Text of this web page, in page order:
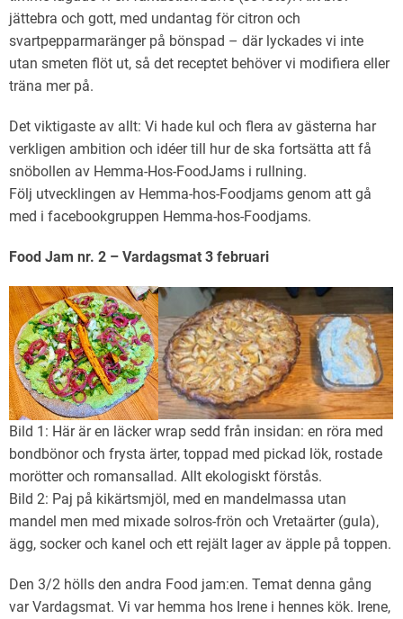
jättebra och gott, med undantag för citron och
svartpepparmaränger på bönspad – där lyckades vi inte
utan smeten flöt ut, så det receptet behöver vi modifiera eller
träna mer på.
Det viktigaste av allt: Vi hade kul och flera av gästerna har
verkligen ambition och idéer till hur de ska fortsätta att få
snöbollen av Hemma-Hos-FoodJams i rullning.
Följ utvecklingen av Hemma-hos-Foodjams genom att gå
med i facebookgruppen Hemma-hos-Foodjams.
Food Jam nr. 2 – Vardagsmat 3 februari
Bild 1: Här är en läcker wrap sedd från insidan: en röra med
bondbönor och frysta ärter, toppad med pickad lök, rostade
morötter och romansallad. Allt ekologiskt förstås.
Bild 2: Paj på kikärtsmjöl, med en mandelmassa utan
mandel men med mixade solros-frön och Vretaärter (gula),
ägg, socker och kanel och ett rejält lager av äpple på toppen.
Den 3/2 hölls den andra Food jam:en. Temat denna gång
var Vardagsmat. Vi var hemma hos Irene i hennes kök. Irene,